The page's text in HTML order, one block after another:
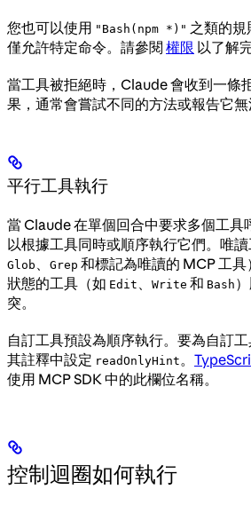
您也可以使用 "Bash(npm *)" 之類的規
僅允許特定命令。請參閱 權限 以了解
當工具被拒絕時，Claude 會收到一條
果，通常會嘗試不同的方法或報告它無
平行工具執行
當 Claude 在單個回合中要求多個工具
以根據工具同時或順序執行它們。唯
Glob Grep 和標記為唯讀的 MCP 工
狀態的工具（如 Edit Write 和 Bash
突。
自訂工具預設為順序執行。要為自訂
其註釋中設定 readOnlyHint 。
使用 MCP SDK 中的此欄位名稱。
控制迴圈如何執行